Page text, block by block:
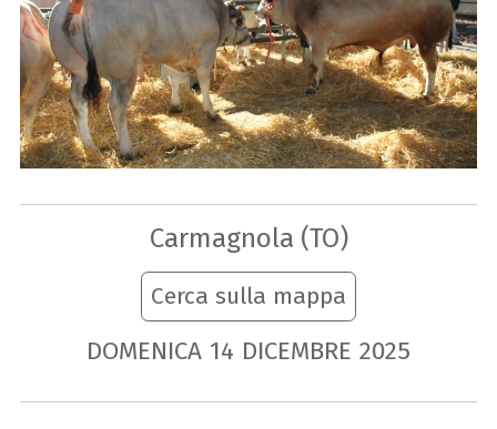
Carmagnola (TO)
Cerca sulla mappa
DOMENICA 14 DICEMBRE 2025